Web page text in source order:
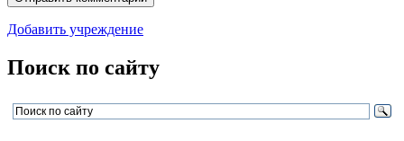
Добавить учреждение
Поиск по сайту